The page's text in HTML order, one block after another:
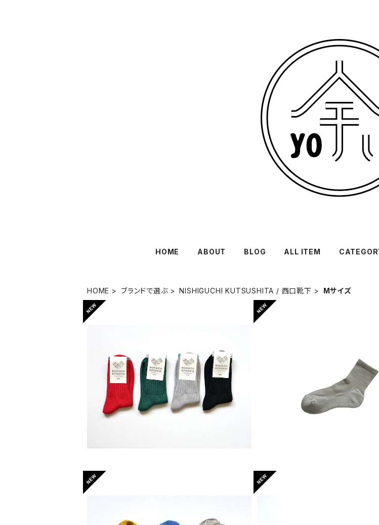
HOME ABOUT BLOG ALL ITEM
HOME ブランドで選ぶ NISHIGUCHI KUTSUSHITA / 西口靴下 Mサイズ
【Mサイズ】シルクコットン天竺ソックス / NIS
HIGUCHI KUTSUSHITA
¥1,540
【Mサイズ】コットンカシミヤウォ
/ NISHIGUCHI
¥1,760